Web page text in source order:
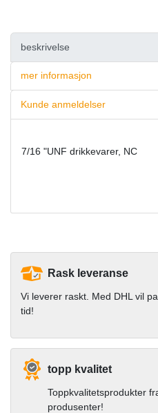
beskrivelse
mer informasjon
Kunde anmeldelser
7/16 "UNF drikkevarer, NC
Rask leveranse
Vi leverer raskt. Med DHL vil
tid!
topp kvalitet
Toppkvalitetsprodukter
produsenter!